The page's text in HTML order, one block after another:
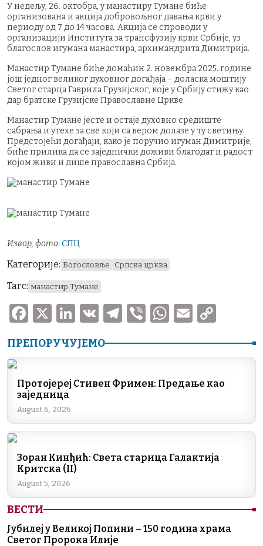
У недељу, 26. октобра, у манастиру Тумане биће
организована и акција добровољног давања крви у
периоду од 7 до 14 часова. Акција се спроводи у
организацији Института за трансфузију крви Србије, уз
благослов игумана манастира, архимандрита Димитрија.
Манастир Тумане биће домаћин 2. новембра 2025. године
још једног великог духовног догађаја – доласка моштију
Светог старца Гаврила Грузијског, које у Србију стижу као
дар братске Грузијске Православне Цркве.
Манастир Тумане јесте и остаје духовно средиште
сабрања и утехе за све који са вером долазе у ту светињу.
Предстојећи догађаји, како је поручио игуман Димитрије,
биће прилика да се заједнички доживи благодат и радост
којом живи и дише православна Србија.
Извор, фото: СПЦ
Категорије: Богословље Српска црква
Тагс: манастир Тумане
F
c
b
o
o
X
Li
k
dI
V
T
e
a
V
er
W
at
A
p
E
ai p
Li
k
ПРЕПОРУЧУЈЕМО
Протојереј Стивен Фримен: Предање као
заједница
August 6, 2026
Зоран Кинђић: Света старица Галактија
Критска (II)
August 5, 2026
ВЕСТИ
Јубилеј у Великој Попини – 150 година храма
Светог Пророка Илије